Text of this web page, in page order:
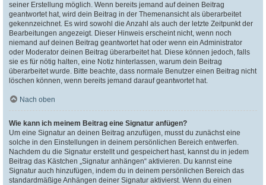
seiner Erstellung möglich. Wenn bereits jemand auf deinen Beitrag
geantwortet hat, wird dein Beitrag in der Themenansicht als überarbeitet
gekennzeichnet. Es wird sowohl die Anzahl als auch der letzte Zeitpunkt der
Bearbeitungen angezeigt. Dieser Hinweis erscheint nicht, wenn noch
niemand auf deinen Beitrag geantwortet hat oder wenn ein Administrator
oder Moderator deinen Beitrag überarbeitet hat. Diese können jedoch, falls
sie es für nötig halten, eine Notiz hinterlassen, warum dein Beitrag
überarbeitet wurde. Bitte beachte, dass normale Benutzer einen Beitrag nicht
löschen können, wenn bereits jemand darauf geantwortet hat.
Nach oben
Wie kann ich meinem Beitrag eine Signatur anfügen?
Um eine Signatur an deinen Beitrag anzufügen, musst du zunächst eine
solche in den Einstellungen in deinem persönlichen Bereich entwerfen.
Nachdem du die Signatur erstellt und gespeichert hast, kannst du in jedem
Beitrag das Kästchen „Signatur anhängen“ aktivieren. Du kannst eine
Signatur auch hinzufügen, indem du in deinem persönlichen Bereich das
standardmäßige Anhängen deiner Signatur aktivierst. Wenn du einen